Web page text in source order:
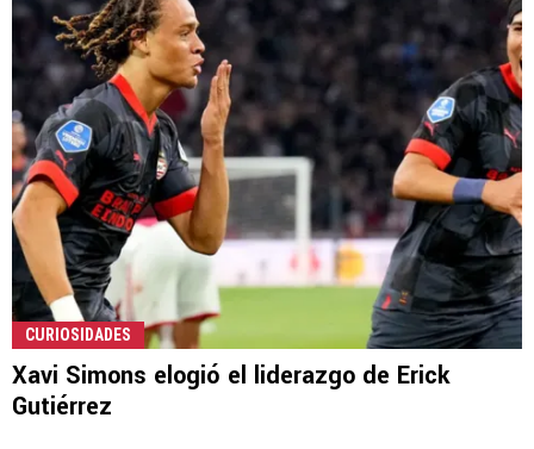
CURIOSIDADES
Xavi Simons elogió el liderazgo de Erick
Gutiérrez